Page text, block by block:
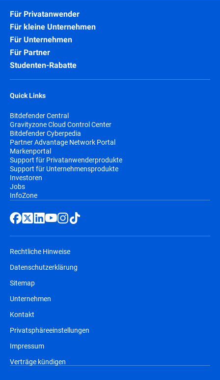
Für Privatanwender
Für kleine Unternehmen
Für Unternehmen
Für Partner
Studenten-Rabatte
Quick Links
Bitdefender Central
Gravityzone Cloud Control Center
Bitdefender Cyberpedia
Partner Advantage Network Portal
Markenportal
Support für Privatanwenderprodukte
Support für Unternehmensprodukte
Investoren
Jobs
InfoZone
Rechtliche Hinweise
Datenschutzerklärung
Sitemap
Unternehmen
Kontakt
Privatsphäreeinstellungen
Impressum
Verträge kündigen